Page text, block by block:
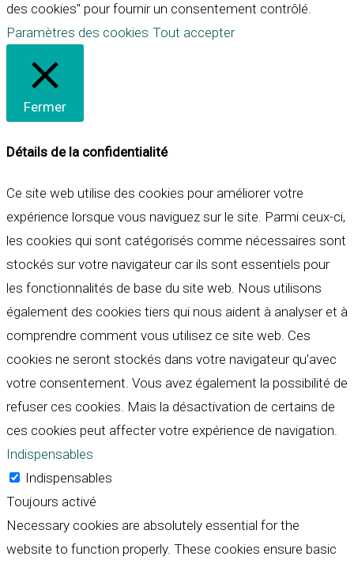
des cookies" pour fournir un consentement contrôlé.
Paramètres des cookies Tout accepter
Fermer
Détails de la confidentialité
Ce site web utilise des cookies pour améliorer votre
expérience lorsque vous naviguez sur le site. Parmi ceux-ci,
les cookies qui sont catégorisés comme nécessaires sont
stockés sur votre navigateur car ils sont essentiels pour
les fonctionnalités de base du site web. Nous utilisons
également des cookies tiers qui nous aident à analyser et à
comprendre comment vous utilisez ce site web. Ces
cookies ne seront stockés dans votre navigateur qu'avec
votre consentement. Vous avez également la possibilité de
refuser ces cookies. Mais la désactivation de certains de
ces cookies peut affecter votre expérience de navigation.
Indispensables
Indispensables
Toujours activé
Necessary cookies are absolutely essential for the
website to function properly. These cookies ensure basic